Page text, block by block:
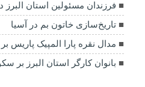
فرزندان مسئولین استان
‌تاریخ‌سازی خاتون بم در آسیا
مدال نقره پارا المپیک پاریس
بانوان کارگر استان البرز